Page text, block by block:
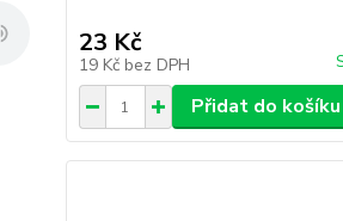
23 Kč
19 Kč bez DPH
Přidat do košíku